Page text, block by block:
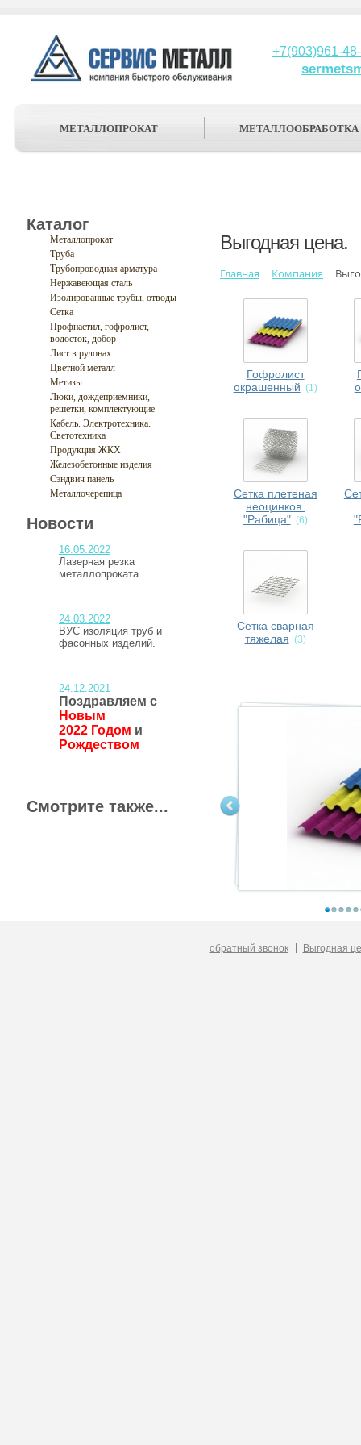
+7(903)961-
МЕТАЛЛОПРОКАТ МЕТАЛЛООБРАБОТКА
Каталог
Металлопрокат
Труба
Трубопроводная арматура
Нержавеющая сталь
Изолированные трубы, отводы
Сетка
Профнастил, гофролист,
водосток, добор
Лист в рулонах
Цветной металл
Метизы
Люки, дождеприёмники,
решетки, комплектующие
Кабель. Электротехника.
Светотехника
Продукция ЖКХ
Железобетонные изделия
Сэндвич панель
Металлочерепица
Новости
16.05.2022
Лазерная резка
металлопроката
24.03.2022
ВУС изоляция труб и
фасонных изделий.
24.12.2021
Поздравляем с
Новым
2022 Годом и
Рождеством
Смотрите также...
Выгодная цена.
Главная Компания
Гофролист
окрашенный (1)
Сетка плетеная
неоцинков.
"Рабица" (6)
Сетка сварная
тяжелая (3)
обратный звонок Выгодная